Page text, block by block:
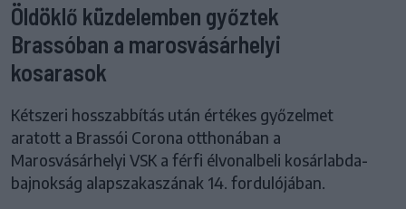
Öldöklő küzdelemben győztek
Brassóban a marosvásárhelyi
kosarasok
Kétszeri hosszabbítás után értékes győzelmet
aratott a Brassói Corona otthonában a
Marosvásárhelyi VSK a férfi élvonalbeli kosárlabda-
bajnokság alapszakaszának 14. fordulójában.